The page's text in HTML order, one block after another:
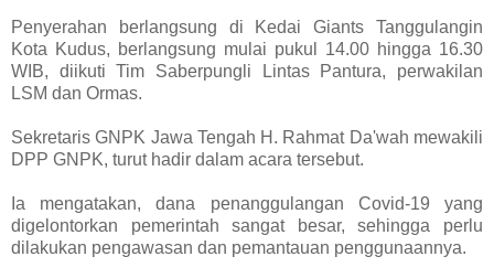
Penyerahan berlangsung di Kedai Giants Tanggulangin
Kota Kudus, berlangsung mulai pukul 14.00 hingga 16.30
WIB, diikuti Tim Saberpungli Lintas Pantura, perwakilan
LSM dan Ormas.
Sekretaris GNPK Jawa Tengah H. Rahmat Da'wah mewakili
DPP GNPK, turut hadir dalam acara tersebut.
Ia mengatakan, dana penanggulangan Covid-19 yang
digelontorkan pemerintah sangat besar, sehingga perlu
dilakukan pengawasan dan pemantauan penggunaannya.